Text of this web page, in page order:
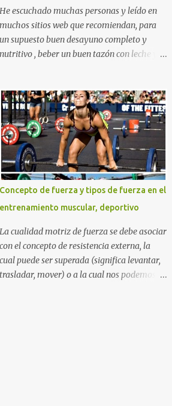
quieres además perder grasa corporal para
adelgazar, tonificar tu abdomen y lucir un
cuerpo sin celulitis, te recomiendo apliques
esta rutina de entrenamiento para mujeres
QUIERES GLÚTEOS MÁS GRANDES,
PIERNAS MÁS ESBELTAS Y UN ABDOMEN
FITNESS TONIFICADO. TABLA DE
CONTENIDO La mejor rutina...
He escuchado muchas personas y leído en
muchos sitios web que recomiendan, para
un supuesto buen desayuno completo y
nutritivo , beber un buen tazón con leche y
muchas veces perjudicial lactosa). Otros
sitios web y aun nutricionistas recomiendan
las ensaladas de frutas acompañadas de un
zumo de naranja (mezcla nada agradable
para nuestro sistema digestivo), lo cual
además de ser una descarga alta de
azúcares también puede provocar molestias
gastrointestinales. Otras mezclas de
alimentos y bebidas que deberías evitar en
tu desayuno Otras personas inclusive
mezclan las dos cosas anteriores diciendo
que beber una taza con leche y agregarle
cereales (sin importar que tipo de cereal sea)
Concepto de fuerza y tipos de fuerza en el
entrenamiento muscular, deportivo
La cualidad motriz de fuerza se debe asociar
con el concepto de resistencia externa, la
cual puede ser superada (significa levantar,
trasladar, mover) o a la cual nos podemos